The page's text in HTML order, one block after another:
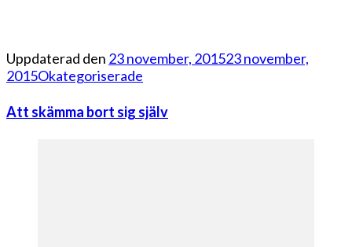
Uppdaterad den 23 november, 201523 november,
2015Okategoriserade
Att skämma bort sig själv